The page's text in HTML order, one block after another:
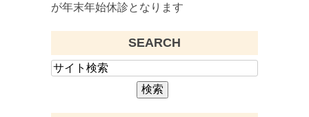
が年末年始休診となります
SEARCH